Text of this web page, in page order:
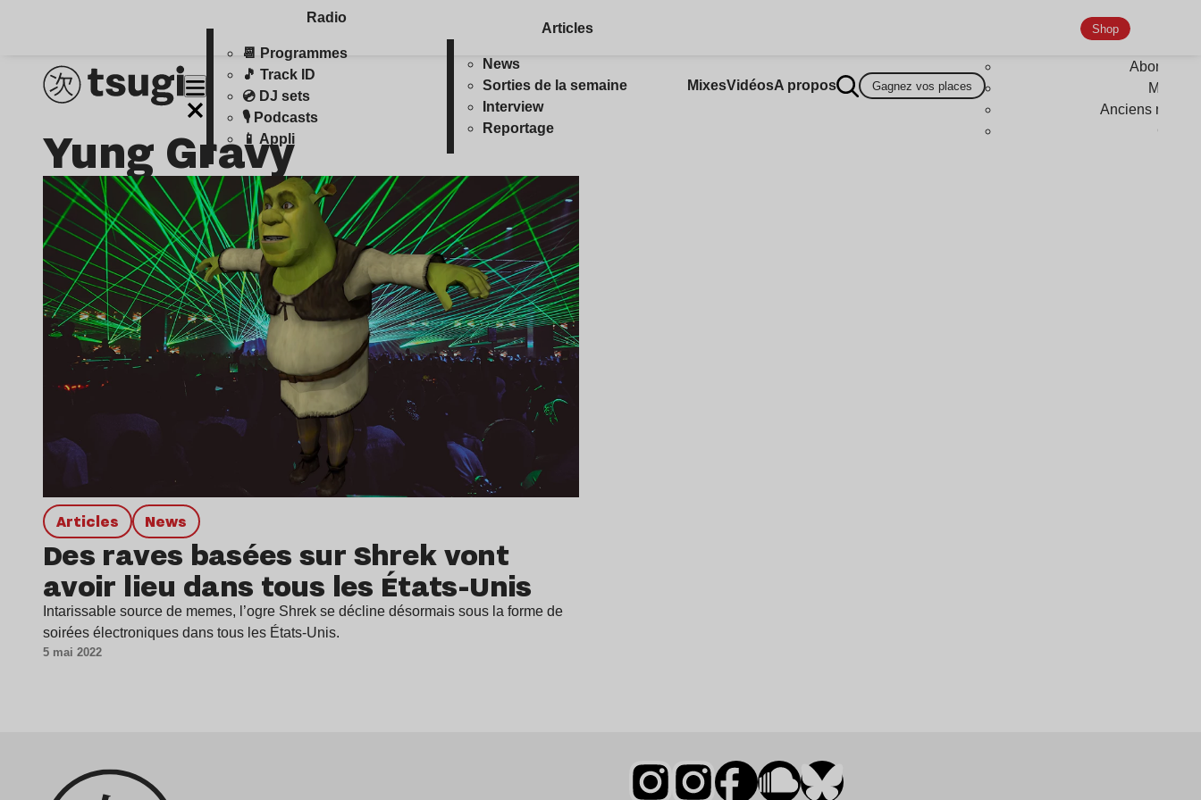
Radio
📆 Programmes
🎵 Track ID
💿 DJ sets
🎙️ Podcasts
📱 Appli
Articles
News
Sorties de la semaine
Interview
Reportage
MixesVidéosA propos Gagnez vos places
Shop
Anciens
Yung Gravy
Articles news
Des raves basées sur Shrek vont
avoir lieu dans tous les États-Unis
Intarissable source de memes, l’ogre Shrek se décline désormais sous la forme de
soirées électroniques dans tous les États-Unis.
5 mai 2022